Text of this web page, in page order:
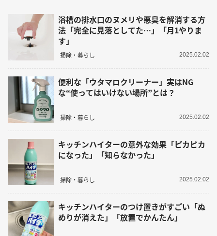
浴槽の排水口のヌメリや悪臭を解消する方
法「完全に見落としてた…」「月1やりま
す」
掃除・暮らし 2025.02.02
便利な「ウタマロクリーナー」実はNG
な“使ってはいけない場所”とは？
掃除・暮らし 2025.02.02
キッチンハイターの意外な効果「ピカピカ
になった」「知らなかった」
掃除・暮らし 2025.02.02
キッチンハイターのつけ置きがすごい「ぬ
めりが消えた」「放置でかんたん」